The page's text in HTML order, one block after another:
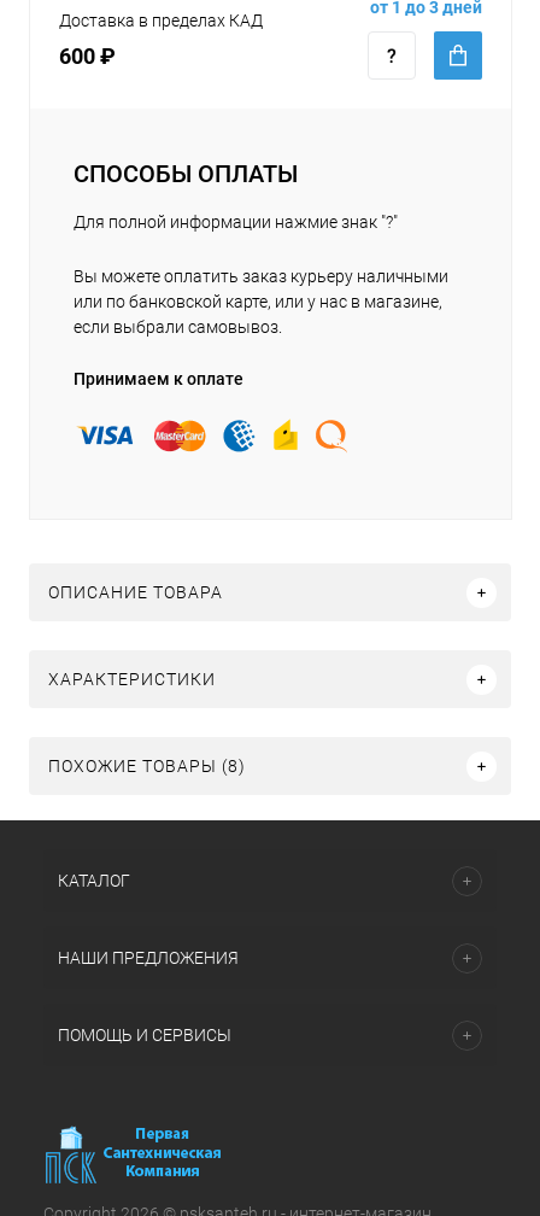
Доставка в пределах КАД
600 ₽
от 1 до 3 дней
СПОСОБЫ ОПЛАТЫ
Для полной информации нажмие знак "?"
Вы можете оплатить заказ курьеру наличными
или по банковской карте, или у нас в магазине,
если выбрали самовывоз.
Принимаем к оплате
ОПИСАНИЕ ТОВАРА
ХАРАКТЕРИСТИКИ
ПОХОЖИЕ ТОВАРЫ (8)
КАТАЛОГ
НАШИ ПРЕДЛОЖЕНИЯ
ПОМОЩЬ И СЕРВИСЫ